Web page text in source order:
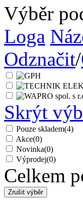
Výběr
Loga
Odznačit/
Skrýt
Pouze skladem(4)
Akce(0)
Novinka(0)
Výprodej(0)
Celkem